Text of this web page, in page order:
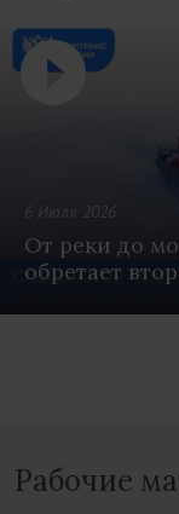
6 Июля 2026
От реки до
обретает
Рабочие